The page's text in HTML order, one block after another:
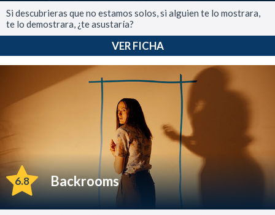
Si descubrieras que no estamos solos, si alguien te lo mostrara,
te lo demostrara, ¿te asustaría?
VER FICHA
6.8 Backrooms